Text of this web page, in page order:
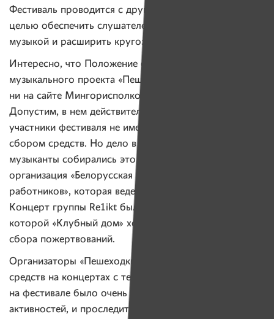
Фестиваль проводится с другой целью — с
целью обеспечить слушателей качественной живой
музыкой и расширить кругозор минчан и туристов.
Интересно, что Положение о проведении
музыкального проекта «Пешеходка» не опубликовано
ни на сайте Мингорисполкома, ни на сайте фестиваля.
Допустим, в нем действительно прописано, что
участники фестиваля не имеют права заниматься
сбором средств. Но дело в том, что не сами
музыканты собирались это делать, а общественная
организация «Белорусская ассоциация социальных
работников», которая ведет проект «Клубный дом».
Концерт группы Re1ikt был лишь площадкой, на
которой «Клубный дом» хотел поставить ящик для
сбора пожертвований.
Организаторы «Пешеходки» связывают запрет на сбор
средств на концертах с тем, что в прошлом году
на фестивале было очень много благотворительных
активностей, и проследить за расходованием этих